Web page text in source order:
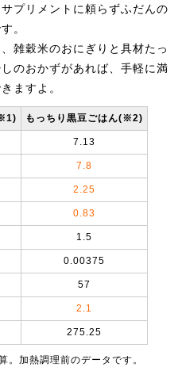
プリメントに頼らずふだんの
。
雑穀米のおにぎりと具材たっ
のおかずがあれば、手軽に満
ますよ。
もっちり黒豆ごはん(※2)
7.13
7.8
2.25
0.83
1.5
0.00375
57
2.1
275.25
。加熱調理前のデータです。